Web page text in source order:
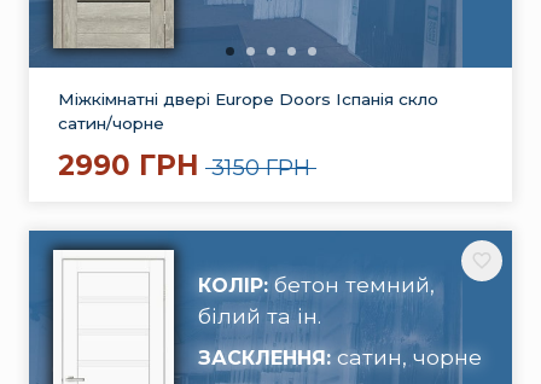
Міжкімнатні двері Europe Doors Іспанія скло
сатин/чорне
2990 ГРН 3150 ГРН
КОЛІР: бетон темний,
білий та ін.
ЗАСКЛЕННЯ: сатин, чорне